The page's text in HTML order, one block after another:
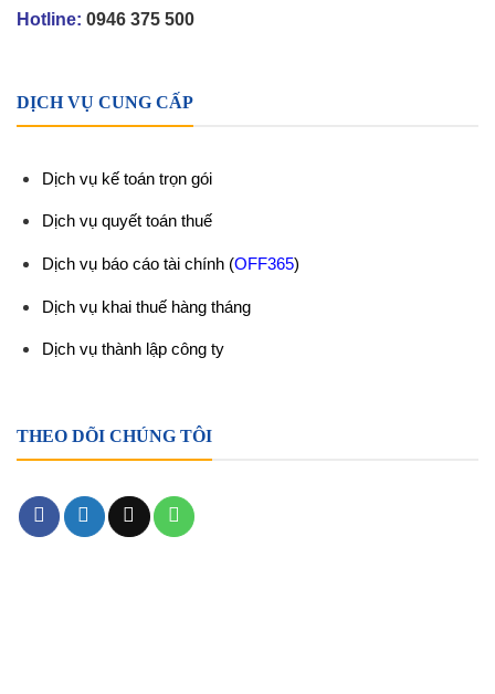
Hotline: 0946 375 500
DỊCH VỤ CUNG CẤP
Dịch vụ kế toán trọn gói
Dịch vụ quyết toán thuế
Dịch vụ báo cáo tài chính (OFF365)
Dịch vụ khai thuế hàng tháng
Dịch vụ thành lập công ty
THEO DÕI CHÚNG TÔI